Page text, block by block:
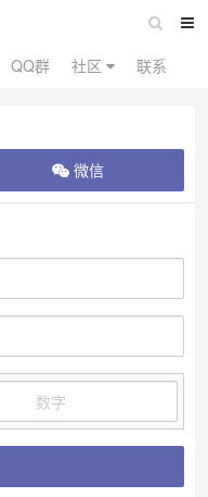
QQ群 社区 联系
微信